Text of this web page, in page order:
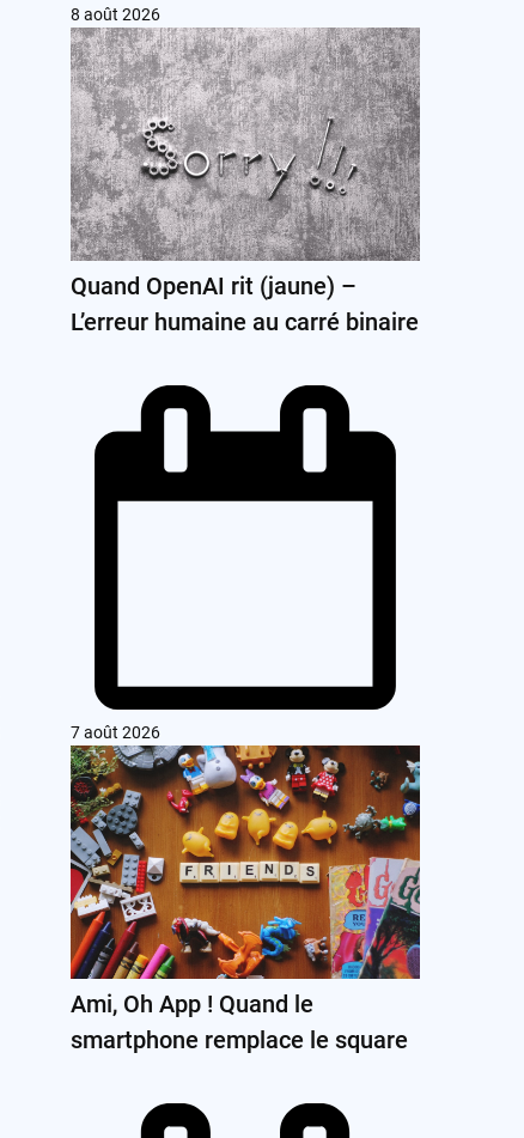
8 août 2026
Quand OpenAI rit (jaune) –
L’erreur humaine au carré binaire
7 août 2026
Ami, Oh App ! Quand le
smartphone remplace le square